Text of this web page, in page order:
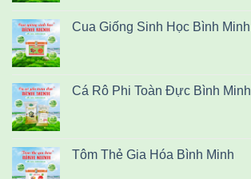
Cua Giống Sinh Học Bình Minh
Cá Rô Phi Toàn Đực Bình Minh
Tôm Thẻ Gia Hóa Bình Minh